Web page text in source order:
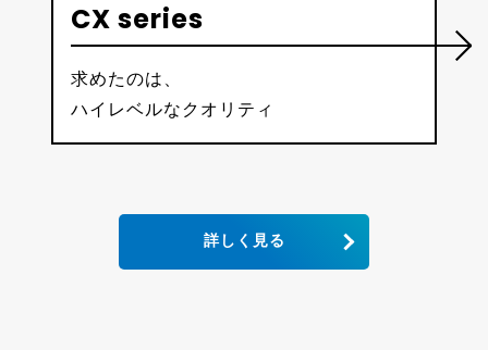
CX series
求めたのは、
ハイレベルなクオリティ
詳しく見る